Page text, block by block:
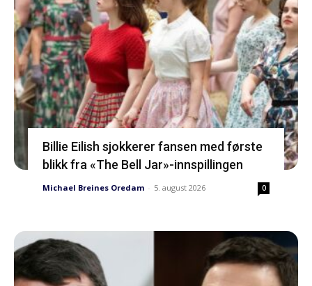
Billie Eilish sjokkerer fansen med første
blikk fra «The Bell Jar»-innspillingen
Michael Breines Oredam - 5. august 2026 0